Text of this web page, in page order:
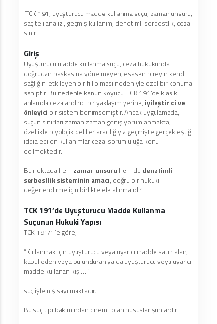
TCK 191, uyuşturucu madde kullanma suçu, zaman unsuru,
saç teli analizi, geçmiş kullanım, denetimli serbestlik, ceza
sınırı
Giriş
Uyuşturucu madde kullanma suçu, ceza hukukunda
doğrudan başkasına yönelmeyen, esasen bireyin kendi
sağlığını etkileyen bir fiil olması nedeniyle özel bir konuma
sahiptir. Bu nedenle kanun koyucu, TCK 191’de klasik
anlamda cezalandırıcı bir yaklaşım yerine, iyileştirici ve
önleyici bir sistem benimsemiştir. Ancak uygulamada,
suçun sınırları zaman zaman geniş yorumlanmakta;
özellikle biyolojik deliller aracılığıyla geçmişte gerçekleştiği
iddia edilen kullanımlar cezai sorumluluğa konu
edilmektedir.
Bu noktada hem zaman unsuru hem de denetimli
serbestlik sisteminin amacı, doğru bir hukuki
değerlendirme için birlikte ele alınmalıdır.
TCK 191’de Uyuşturucu Madde Kullanma
Suçunun Hukuki Yapısı
TCK 191/1’e göre;
“Kullanmak için uyuşturucu veya uyarıcı madde satın alan,
kabul eden veya bulunduran ya da uyuşturucu veya uyarıcı
madde kullanan kişi…”
suç işlemiş sayılmaktadır.
Bu suç tipi bakımından önemli olan hususlar şunlardır: